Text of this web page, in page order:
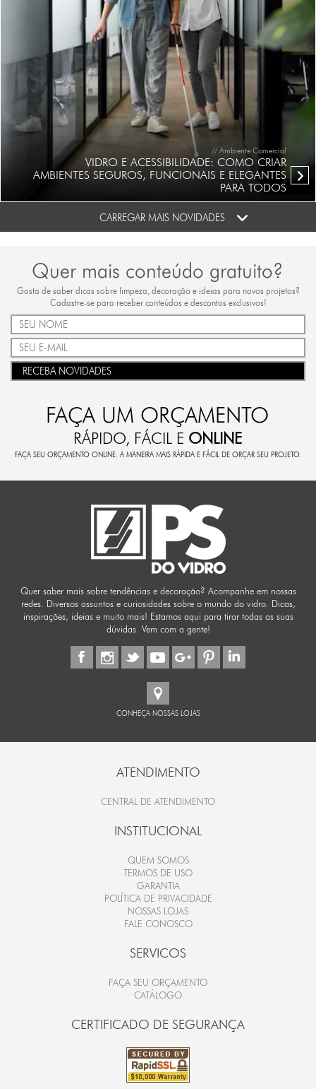
// Ambiente Comercial
VIDRO E ACESSIBILIDADE: COMO CRIAR
AMBIENTES SEGUROS, FUNCIONAIS E ELEGANTES
PARA TODOS
CARREGAR MAIS NOVIDADES
Quer mais conteúdo gratuito?
Gosta de saber dicas sobre limpeza, decoração e ideias para novos projetos?
Cadastre-se para receber conteúdos e descontos exclusivos!
RECEBA NOVIDADES
FAÇA UM ORÇAMENTO
RÁPIDO, FÁCIL E ONLINE
FAÇA SEU ORÇAMENTO ONLINE. A MANEIRA MAIS RÁPIDA E FÁCIL DE ORÇAR SEU PROJETO.
Quer saber mais sobre tendências e decoração? Acompanhe em nossas
redes. Diversos assuntos e curiosidades sobre o mundo do vidro. Dicas,
inspirações, ideias e muito mais! Estamos aqui para tirar todas as suas
dúvidas. Vem com a gente!
CONHEÇA NOSSAS LOJAS
ATENDIMENTO
CENTRAL DE ATENDIMENTO
INSTITUCIONAL
QUEM SOMOS
TERMOS DE USO
GARANTIA
POLÍTICA DE PRIVACIDADE
NOSSAS LOJAS
FALE CONOSCO
SERVICOS
FAÇA SEU ORÇAMENTO
CATÁLOGO
CERTIFICADO DE SEGURANÇA